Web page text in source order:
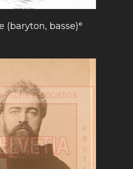
(baryton, basse)°